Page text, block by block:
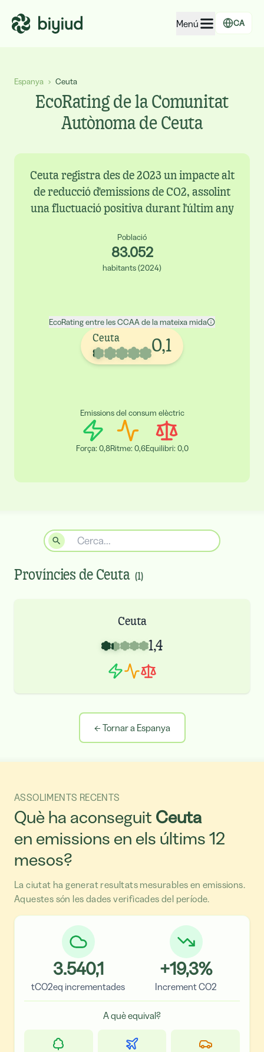
Menú
Per a persones
Per a administracions
Per a empreses
CA
Espanya › Ceuta
EcoRating de la Comunitat
Autònoma de Ceuta
Ceuta registra des de 2023 un impacte alt
de reducció d'emissions de CO2, assolint
una fluctuació positiva durant l'últim any
Població
83.052
habitants(2024)
EcoRating entre les CCAA de la mateixa mida
Ceuta
0,1
Emissions del consum elèctric
Força:0,8Ritme:0,6Equilibri:0,0
Províncies de Ceuta (1)
Ceuta
1,4
←Tornar a Espanya
ASSOLIMENTS RECENTS
Què ha aconseguit Ceuta
en emissions en els últims 12
mesos?
La ciutat ha generat resultats mesurables en emissions.
Aquestes són les dades verificades del període.
3.540,1
tCO2eq incrementades
+19,3%
Increment CO2
A què equival?